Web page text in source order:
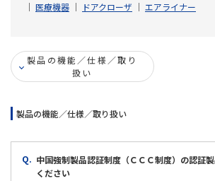
｜ 医療機器 ｜ ドアクローザ ｜ エアライナー
製品の機能／仕様／取り
扱い
製品の機能／仕様／取り扱い
Q. 中国強制製品認証制度（ＣＣＣ制度）の認証
ください